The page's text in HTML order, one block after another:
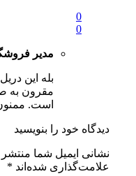
0
0
مدیر
بله این
مقرون به
است.
دیدگاه خود را بنویسید
نشانی ایمیل شما
علامت‌گذاری شده‌اند *